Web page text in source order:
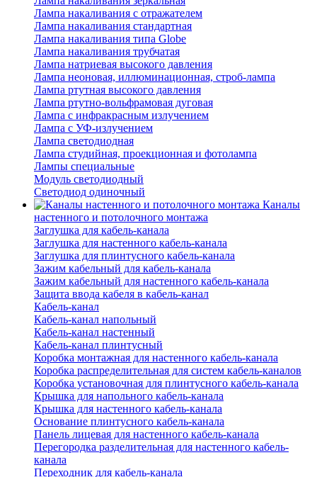
Лампа накаливания с отражателем
Лампа накаливания стандартная
Лампа накаливания типа Globe
Лампа накаливания трубчатая
Лампа натриевая высокого давления
Лампа неоновая, иллюминационная, строб-лампа
Лампа ртутная высокого давления
Лампа ртутно-вольфрамовая дуговая
Лампа с инфракрасным излучением
Лампа с УФ-излучением
Лампа светодиодная
Лампа студийная, проекционная и фотолампа
Лампы специальные
Модуль светодиодный
Светодиод одиночный
Каналы
настенного и потолочного монтажа
Заглушка для кабель-канала
Заглушка для настенного кабель-канала
Заглушка для плинтусного кабель-канала
Зажим кабельный для кабель-канала
Зажим кабельный для настенного кабель-канала
Защита ввода кабеля в кабель-канал
Кабель-канал
Кабель-канал напольный
Кабель-канал настенный
Кабель-канал плинтусный
Коробка монтажная для настенного кабель-канала
Коробка распределительная для систем кабель-каналов
Коробка установочная для плинтусного кабель-канала
Крышка для напольного кабель-канала
Крышка для настенного кабель-канала
Основание плинтусного кабель-канала
Панель лицевая для настенного кабель-канала
Перегородка разделительная для настенного кабель-
канала
Переходник для кабель-канала